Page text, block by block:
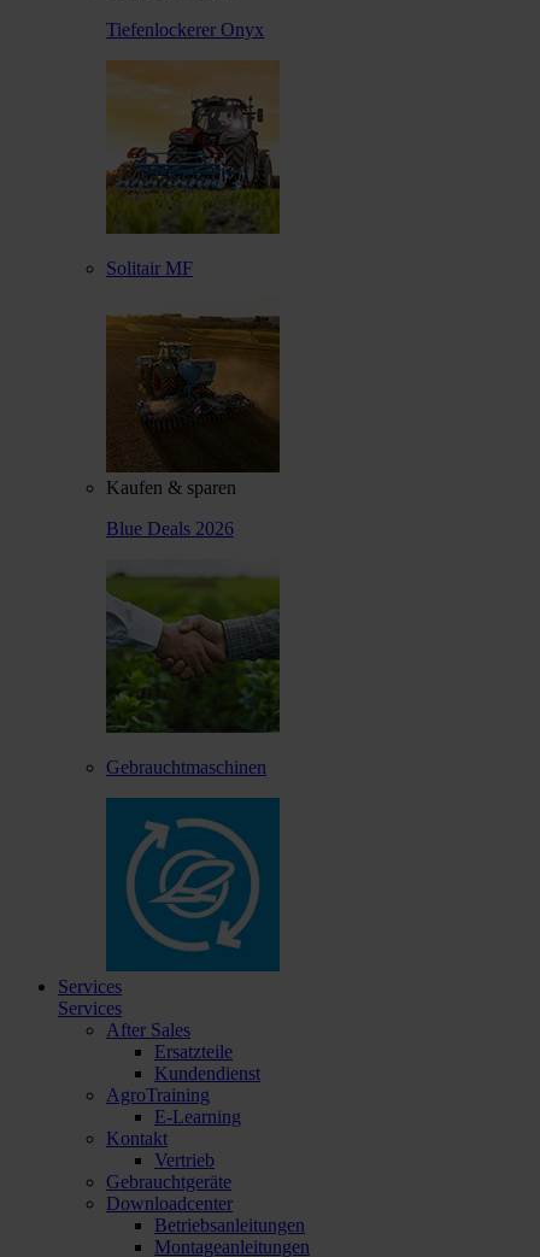
Tiefenlockerer Onyx
Solitair MF
Kaufen & sparen
Blue Deals 2026
Gebrauchtmaschinen
Services
Services
After Sales
Ersatzteile
Kundendienst
AgroTraining
E-Learning
Kontakt
Vertrieb
Gebrauchtgeräte
Downloadcenter
Betriebsanleitungen
Montageanleitungen